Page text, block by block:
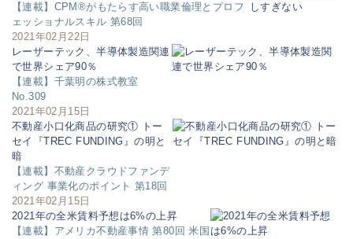
【連載】CPM®がもたらす高い職業倫理とプロフ
ェッショナルスキル 第68回
2021年02月22日
レーザーテック、半導体製造関連
で世界シェア90％
【連載】千葉明の株式教室
No.309
2021年02月15日
不動産小口化商品の研究① トー
セイ『TREC FUNDING』の明と
暗
【連載】不動産クラウドファンデ
ィング 事業化のポイント 第18回
2021年02月15日
2021年の全米賃料予想は6%の上昇
【連載】アメリカ不動産事情 第80回 米国